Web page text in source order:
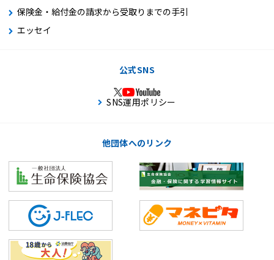
保険金・給付金の請求から受取りまでの手引
エッセイ
公式SNS
SNS運用ポリシー
他団体へのリンク